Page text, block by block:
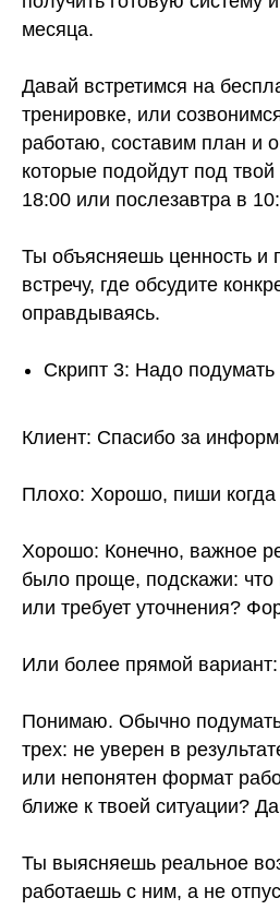
месяца.
Давай встретимся на
тренировке, или
работаю, составим план и
которые подойдут под
18:00 или послезавтра в
Ты объясняешь ценность и
встречу, где обсудите
оправдываясь.
Скрипт 3: Надо подумать
Клиент: Спасибо за
Плохо: Хорошо, пиши
Хорошо: Конечно, важное
было проще, подскажи:
или требует уточнения?
Или более прямой вариант:
Понимаю. Обычно подумать
трех: не уверен в
или непонятен формат
ближе к твоей ситуации?
Ты выясняешь реальное
работаешь с ним, а не